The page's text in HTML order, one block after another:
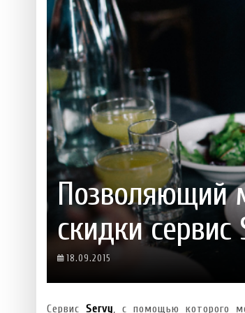
5 міфів про
Ніжність,
Солодкий
VARUS
Пивоколада
РОЗБІР АСТРОЛОГА І КЕРУЮЧОГО БАРОМ
Позволяющий
скидки
18.09.2015
Сервис Servy, с помощью которого